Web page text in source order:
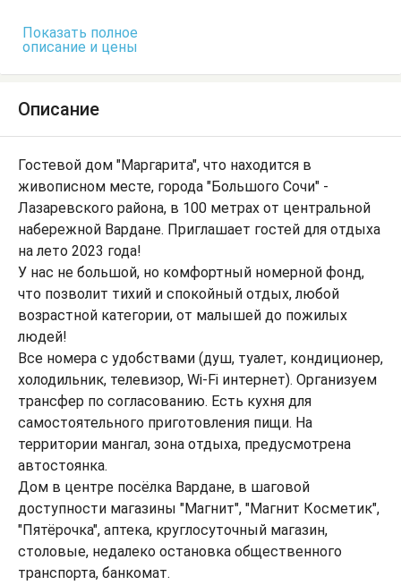
Показать полное
описание и цены
Описание
Гостевой дом "Маргарита", что находится в
живописном месте, города "Большого Сочи" -
Лазаревского района, в 100 метрах от центральной
набережной Вардане. Приглашает гостей для отдыха
на лето 2023 года!
У нас не большой, но комфортный номерной фонд,
что позволит тихий и спокойный отдых, любой
возрастной категории, от малышей до пожилых
людей!
Все номера с удобствами (душ, туалет, кондиционер,
холодильник, телевизор, Wi-Fi интернет). Организуем
трансфер по согласованию. Есть кухня для
самостоятельного приготовления пищи. На
территории мангал, зона отдыха, предусмотрена
автостоянка.
Дом в центре посёлка Вардане, в шаговой
доступности магазины "Магнит", "Магнит Косметик",
"Пятёрочка", аптека, круглосуточный магазин,
столовые, недалеко остановка общественного
транспорта, банкомат.